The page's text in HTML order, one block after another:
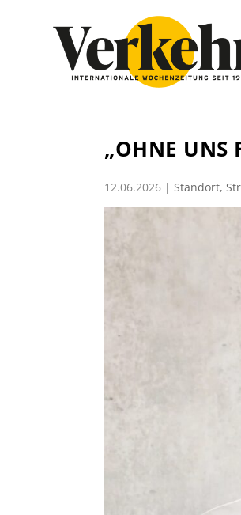
„OHNE UNS
12.06.2026 | Standort,